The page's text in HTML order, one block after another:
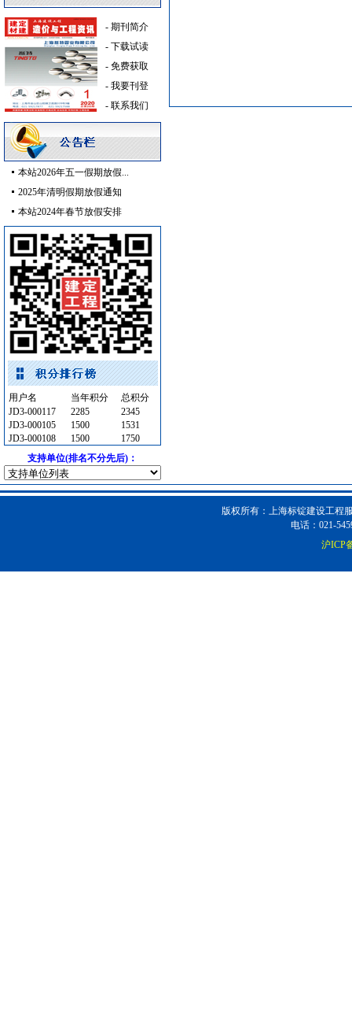
安全防范 [采购中]
给排水管件 [采购中]
变配电 [采购中]
通风设备 [采购中]
胡桃木 [采购中]
水泵 [采购中]
门窗玻璃
保温材料
水龙头 [采购中]
强弱电设施 [采购中]
电线电缆 [采购中]
胡桃木
[采购中]
油漆涂料 [采购中]
变频给水设备 [采购中]
配电箱
[采购中]
光源灯具 [采购中]
外墙装饰 [采购中]
光源灯具 [采购中]
给排水管件 [采购中]
消防设施
[采购中]
灯盘 [采购中]
光源灯具 [采购中]
低压配电柜 [采购中]
卫生洁具 [采购中]
- 期刊简介
- 下载试读
- 免费获取
- 我要刊登
- 联系我们
本站2026年五一假期放假...
2025年清明假期放假通知
本站2024年春节放假安排
用户名 当年积分
总积分
JD3-000117
2285
2345
JD3-000105
1500
1531
JD3-000108
1500
1750
支持单位(排名不分先后)：
版权所有：上海标锭建设工程
电话：021-
沪ICP